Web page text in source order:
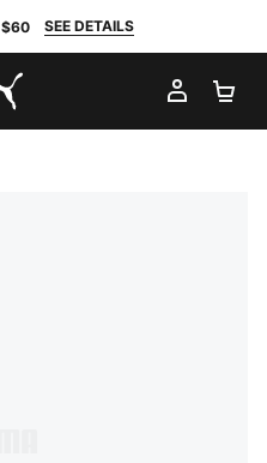
$60 SEE DETAILS
MI